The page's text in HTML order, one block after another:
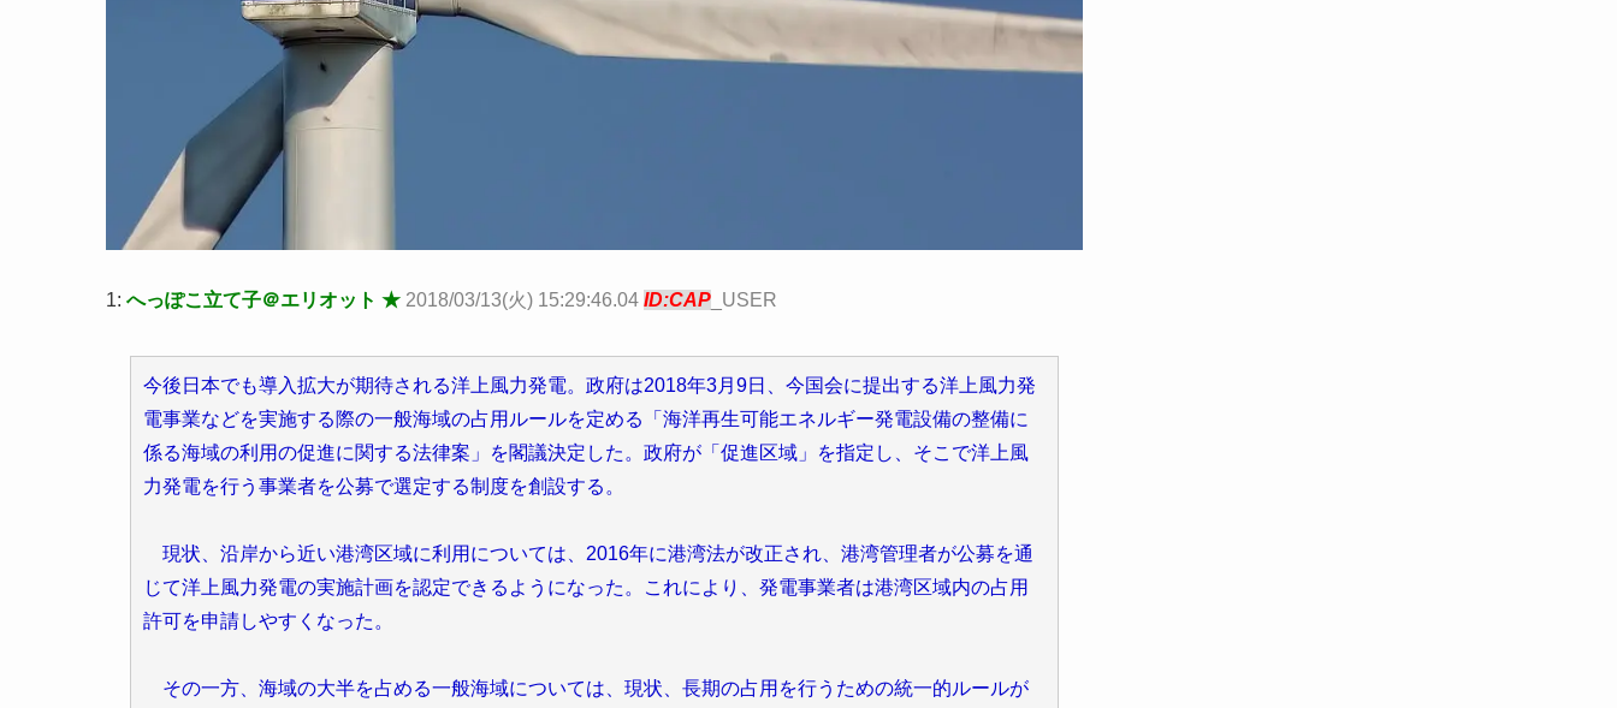
1: へっぽこ立て子＠エリオット ★ 2018/03/13(火) 15:29:46.04 ID:CAP _USER
今後日本でも導入拡大が期待される洋上風力発電。政府は2018年3月9日、今国会に提出する洋上風力発
電事業などを実施する際の一般海域の占用ルールを定める「海洋再生可能エネルギー発電設備の整備に
係る海域の利用の促進に関する法律案」を閣議決定した。政府が「促進区域」を指定し、そこで洋上風
力発電を行う事業者を公募で選定する制度を創設する。
現状、沿岸から近い港湾区域に利用については、2016年に港湾法が改正され、港湾管理者が公募を通
じて洋上風力発電の実施計画を認定できるようになった。これにより、発電事業者は港湾区域内の占用
許可を申請しやすくなった。
その一方、海域の大半を占める一般海域については、現状、長期の占用を行うための統一的ルールが